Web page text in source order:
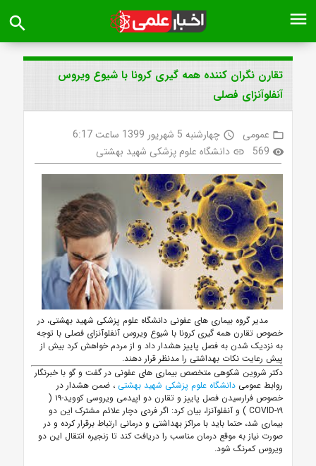
menu
search
تقارن نگران کننده همه گیری کرونا با شیوع ویروس
آنفلوآنزای فصلی
folder_open عمومی access_time چهارشنبه 5 شهریور 1399 ساعت 6:17
visibility
569
link دانشگاه علوم پزشکی شهید بهشتی
مدیر گروه بیماری های عفونی دانشگاه علوم پزشکی شهید بهشتی، در
خصوص تقارن همه گیری کرونا با شیوع ویروس آنفلوآنزای فصلی با توجه
به نزدیک شدن به فصل پاییز هشدار داد و از مردم خواهش کرد بیش از
پیش رعایت نکات بهداشتی را مدنظر قرار دهند.
دکتر شروین شکوهی متخصص بیماری های عفونی در گفت و گو با خبرنگار
روابط عمومی دانشگاه علوم پزشکی شهید بهشتی ، ضمن هشدار در
خصوص فرارسیدن فصل پاییز و تقارن دو اپیدمی ویروسی کووید-۱۹ (
COVID-۱۹ ) و آنفلوآنزا، بیان کرد: اگر فردی دچار علائم مشترک این دو
بیماری شد، حتما باید با مراکز بهداشتی و درمانی ارتباط برقرار کرده و در
صورت نیاز به موقع درمان مناسب را دریافت کند تا زنجیره انتقال این دو
ویروس کمرنگ شود.